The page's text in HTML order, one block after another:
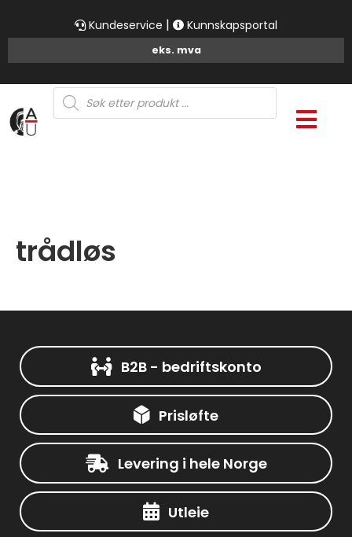
Kundeservice | Kunnskapsportal
Products
search
trådløs
B2B - bedriftskonto
Prisløfte
Levering i hele Norge
Utleie